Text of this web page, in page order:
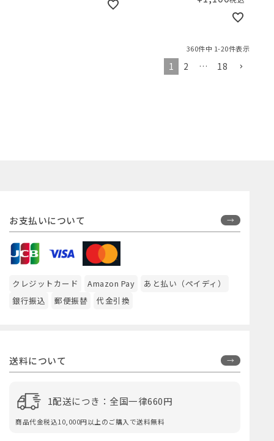
360件中 1-20件表示
1 2 … 18
お支払いについて
クレジットカード Amazon Pay
あと払い（ペイディ）
銀行振込
郵便振替 代金引換
送料について
1配送につき：全国一律660円
商品代金税込10,000円以上のご購入で送料無料